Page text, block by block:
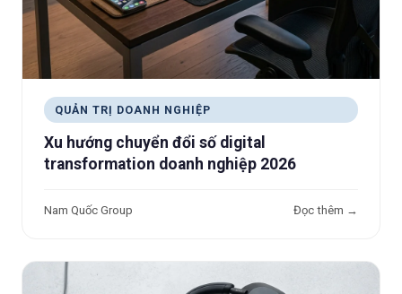
QUẢN TRỊ DOANH NGHIỆP
Xu hướng chuyển đổi số digital
transformation doanh nghiệp 2026
Nam Quốc Group Đọc thêm →